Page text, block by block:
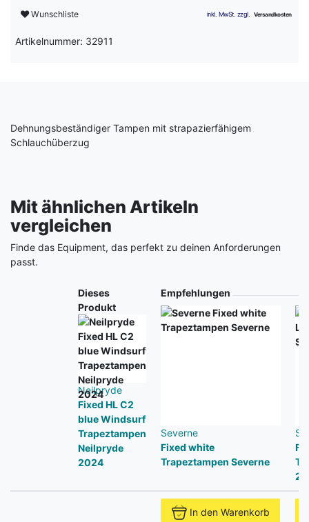
Wunschliste
Artikelnummer: 32911
Dehnungsbeständiger Tampen mit strapazierfähigem
Schlauchüberzug
Mit ähnlichen Artikeln
vergleichen
Finde das Equipment, das perfekt zu deinen Anforderungen
passt.
Dieses
Produkt
Neilpryde
Fixed HL C2
blue Windsurf
Trapeztampen
Neilpryde
2024
Empfehlungen
Severne
Fixed white
Trapeztampen Severne
In den Warenkorb